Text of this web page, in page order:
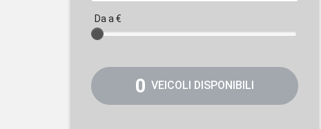
Daa€
0 VEICOLI DISPONIBILI